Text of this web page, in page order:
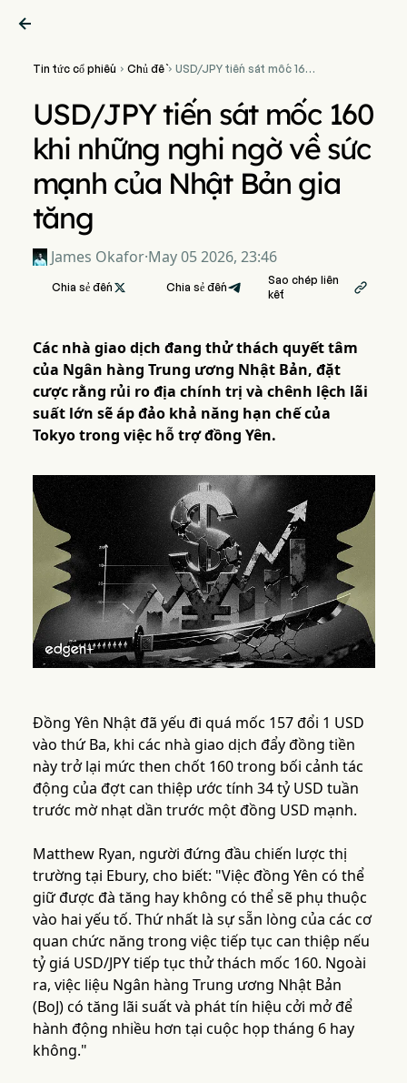

Tin tức cổ phiếu  Chủ đề USD/JPY tiến sát mốc 160
mạnh của Nhật Bản gia tăng
USD/JPY tiến sát mốc 160
khi những nghi ngờ về sức
mạnh của Nhật Bản gia
tăng
James Okafor·May 05 2026, 23:46
Chia sẻ đến  Chia sẻ đến
Sao chép liên
kết

Các nhà giao dịch đang thử thách quyết tâm
của Ngân hàng Trung ương Nhật Bản, đặt
cược rằng rủi ro địa chính trị và chênh lệch lãi
suất lớn sẽ áp đảo khả năng hạn chế của
Tokyo trong việc hỗ trợ đồng Yên.
Đồng Yên Nhật đã yếu đi quá mốc 157 đổi 1 USD
vào thứ Ba, khi các nhà giao dịch đẩy đồng tiền
này trở lại mức then chốt 160 trong bối cảnh tác
động của đợt can thiệp ước tính 34 tỷ USD tuần
trước mờ nhạt dần trước một đồng USD mạnh.
Matthew Ryan, người đứng đầu chiến lược thị
trường tại Ebury, cho biết: "Việc đồng Yên có thể
giữ được đà tăng hay không có thể sẽ phụ thuộc
vào hai yếu tố. Thứ nhất là sự sẵn lòng của các cơ
quan chức năng trong việc tiếp tục can thiệp nếu
tỷ giá USD/JPY tiếp tục thử thách mốc 160. Ngoài
ra, việc liệu Ngân hàng Trung ương Nhật Bản
(BoJ) có tăng lãi suất và phát tín hiệu cởi mở để
hành động nhiều hơn tại cuộc họp tháng 6 hay
không."